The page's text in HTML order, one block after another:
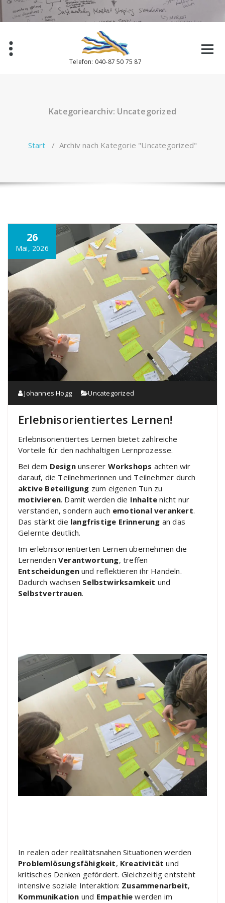
Zum
Inhalt
springen
Telefon: 040-87 50 75 87
Kategoriearchiv: Uncategorized
Start / Archiv nach Kategorie "Uncategorized"
26
Mai, 2026
Johannes Hogg Uncategorized
Erlebnisorientiertes Lernen!
Erlebnisorientiertes Lernen bietet zahlreiche
Vorteile für den nachhaltigen Lernprozesse.
Bei dem Designunserer Workshops achten wir
darauf, die Teilnehmerinnen und Teilnehmer durch
aktive Beteiligung zum eigenen Tun zu
motivieren. Damit werden die Inhalte nicht nur
verstanden, sondern auch emotional verankert.
Das stärkt die langfristige Erinnerung an das
Gelernte deutlich.
Im erlebnisorientierten Lernen übernehmen die
Lernenden Verantwortung, treffen
Entscheidungenund reflektieren ihr Handeln.
Dadurch wachsen Selbstwirksamkeit und
Selbstvertrauen.
In realen oder realitätsnahen Situationen werden
Problemlösungsfähigkeit, Kreativitätund
kritisches Denken gefördert. Gleichzeitig entsteht
intensive soziale Interaktion: Zusammenarbeit,
Kommunikation und Empathie werden im